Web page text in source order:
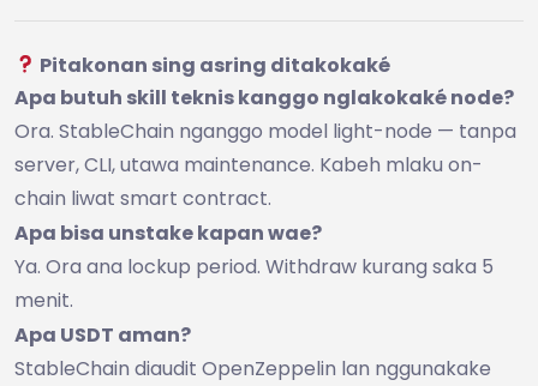
Pitakonan sing asring ditakokaké
Apa butuh skill teknis kanggo nglakokaké node?
Ora. StableChain nganggo model light-node — tanpa
server, CLI, utawa maintenance. Kabeh mlaku on-
chain liwat smart contract.
Apa bisa unstake kapan wae?
Ya. Ora ana lockup period. Withdraw kurang saka 5
menit.
Apa USDT aman?
StableChain diaudit OpenZeppelin lan nggunakake